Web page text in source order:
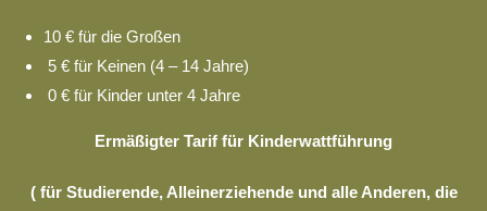
10 € für die Großen
5 € für Keinen (4 – 14 Jahre)
0 € für Kinder unter 4 Jahre
Ermäßigter Tarif für Kinderwattführung
( für Studierende, Alleinerziehende und alle Anderen, die